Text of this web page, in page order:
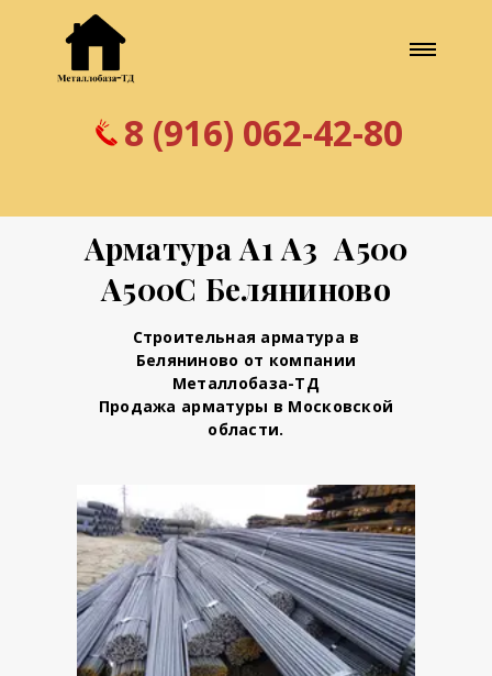
8 (916) 062-42-80
Арматура А1 А3 А500
А500С Беляниново
Строительная арматура в
Беляниново от компании
Металлобаза-ТД
Продажа арматуры в Московской
области.